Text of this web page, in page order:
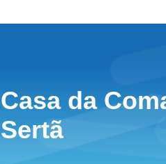
Casa da
Sertã